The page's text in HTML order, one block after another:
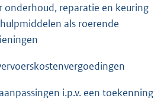
onderhoud, reparatie en keuring
als roerende
i.p.v. een toekenning